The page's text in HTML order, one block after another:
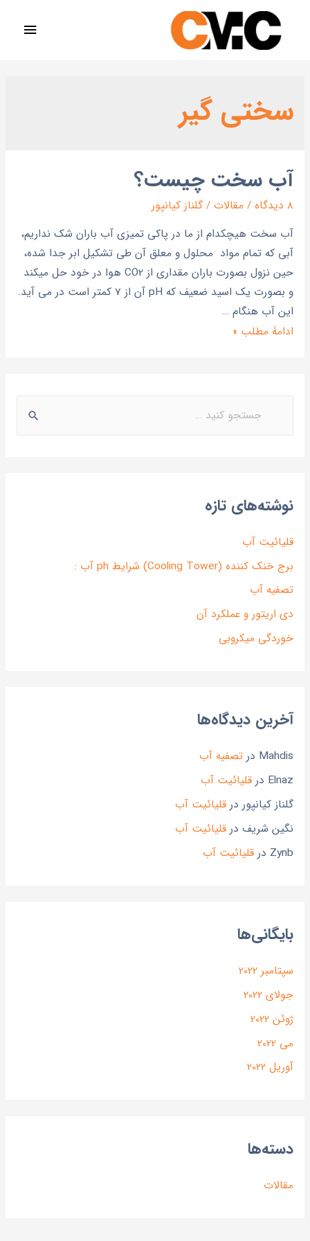
سختی گیر
آب سخت چیست؟
8 دیدگاه / مقالات / گلناز کیانپور
آب سخت هيچکدام از ما در پاکي تميزي آب باران شک نداريم،
آبي که تمام مواد محلول و معلق آن طی تشکيل ابر جدا شده،
حين نزول بصورت باران مقداری از CO2 هوا در خود حل ميکند
و بصورت يک اسيد ضعيف که pH آن از 7 کمتر است در مي آيد.
اين آب هنگام …
ادامۀ مطلب »
نوشته‌های تازه
قلیائیت آب
برج خنک کننده (Cooling Tower) شرایط ph آب :
تصفیه آب
دی اریتور و عملکرد آن
خوردگی میکروبی
آخرین دیدگاه‌ها
Mahdis در تصفیه آب
Elnaz در قلیائیت آب
گلناز کیانپوردر قلیائیت آب
نگین شریفدر قلیائیت آب
Zynb در قلیائیت آب
بایگانی‌ها
سپتامبر 2022
جولای 2022
ژوئن 2022
می 2022
آوریل 2022
دسته‌ها
مقالات